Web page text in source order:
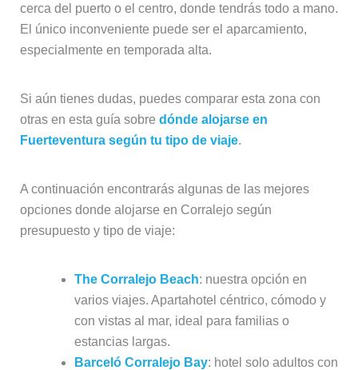
cerca del puerto o el centro, donde tendrás todo a mano.
El único inconveniente puede ser el aparcamiento,
especialmente en temporada alta.
Si aún tienes dudas, puedes comparar esta zona con
otras en esta guía sobre dónde alojarse en
Fuerteventura según tu tipo de viaje.
A continuación encontrarás algunas de las mejores
opciones donde alojarse en Corralejo según
presupuesto y tipo de viaje:
The Corralejo Beach: nuestra opción en
varios viajes. Apartahotel céntrico, cómodo y
con vistas al mar, ideal para familias o
estancias largas.
Barceló Corralejo Bay: hotel solo adultos con